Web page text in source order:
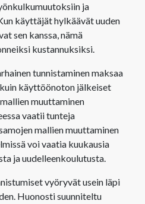
ja
käyttäjät hylkäävät uuden
sen kanssa, nämä
kustannuksiksi.
tunnistaminen maksaa
käyttöönoton jälkeiset
muuttaminen
vaatii tunteja
mallien muuttaminen
voi vaatia kuukausia
ja uudelleenkoulutusta.
vyöryvät usein läpi
Huonosti suunniteltu